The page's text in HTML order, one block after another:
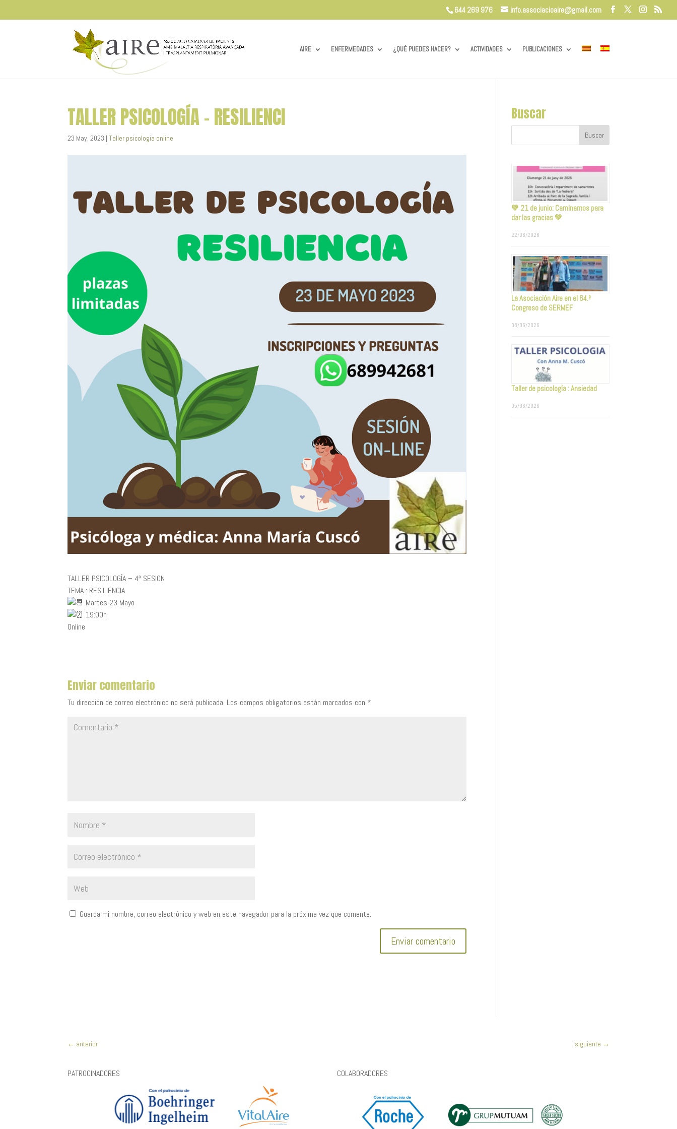
644 269 976 info.associacioaire@gmail.com
AIRE ENFERMEDADES ¿QUÉ PUEDES HACER? ACTIVIDADES PUBLICACIONES
TALLER PSICOLOGÍA – RESILIENCI
23 May, 2023 |Taller psicologia online
TALLER PSICOLOGÍA – 4ª SESION
TEMA : RESILIENCIA
Martes 23 Mayo
19:00h
Online
Enviar comentario
Tu dirección de correo electrónico no será publicada. Los campos obligatorios están marcados con *
Guarda mi nombre, correo electrónico y web en este navegador para la próxima vez que comente.
Buscar
💚 21 de junio: Caminamos para
dar las gracias 💚
22/06/2026
La Asociación Aire en el 64.º
Congreso de SERMEF
08/06/2026
Taller de psicología : Ansiedad
05/06/2026
← anterior siguiente →
PATROCINADORES COLABORADORES